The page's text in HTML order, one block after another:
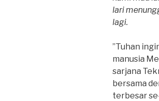
lari
lagi.
”Tuhan
manusia
sarjana
bersama
terbesar